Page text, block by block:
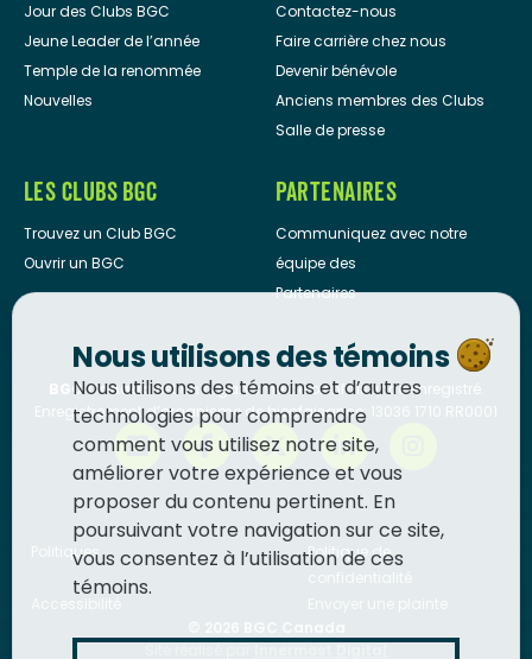
Jour des Clubs BGC
Jeune Leader de l’année
Temple de la renommée
Nouvelles
Contactez-nous
Faire carrière chez nous
Devenir bénévole
Anciens membres des Clubs
Salle de presse
LES CLUBS BGC
Trouvez un Club BGC
Ouvrir un BGC
PARTENAIRES
Communiquez avec notre
équipe des
Partenaires
BGC Canadaest un organisme de bienfaisance enregistré.
Enregistrement d’organisme de bienfaisance: 13036 1710 RR0001
Politiques
Politique de
Nous utilisons des témoins
Nous utilisons des témoins et d’autres
technologies pour comprendre
comment vous utilisez notre site,
améliorer votre expérience et vous
proposer du contenu pertinent. En
poursuivant votre navigation sur ce site,
vous consentez à l’utilisation de ces
témoins.